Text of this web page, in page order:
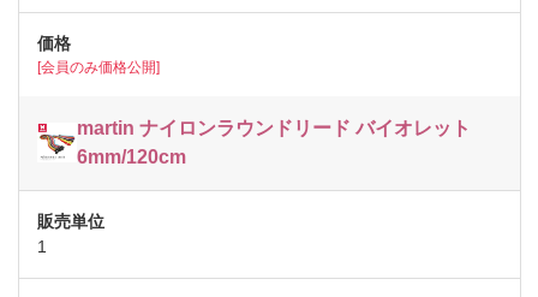
[会員のみ価格公開]
martin ナイロンラウンドリード バイオレット
6mm/120cm
1